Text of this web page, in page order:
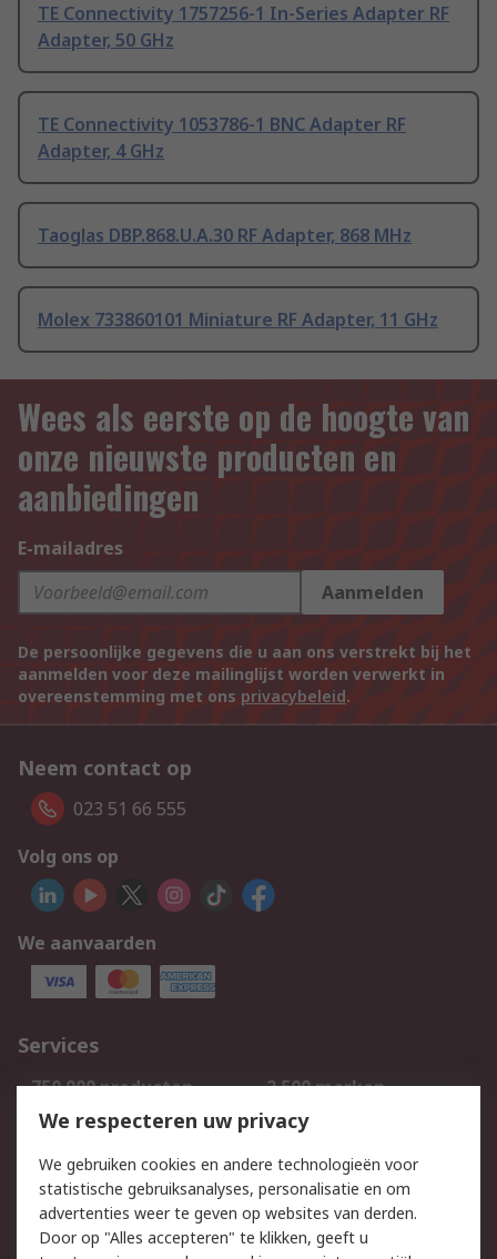
TE Connectivity 1757256-1 In-Series Adapter RF
Adapter, 50 GHz
TE Connectivity 1053786-1 BNC Adapter RF
Adapter, 4 GHz
Taoglas DBP.868.U.A.30 RF Adapter, 868 MHz
Molex 733860101 Miniature RF Adapter, 11 GHz
Wees als eerste op de hoogte van
onze nieuwste producten en
aanbiedingen
E-mailadres
Aanmelden
De persoonlijke gegevens die u aan ons verstrekt bij het
aanmelden voor deze mailinglijst worden verwerkt in
overeenstemming met ons privacybeleid.
Neem contact op
023 51 66 555
Volg ons op
We aanvaarden
Services
750.000 producten
2.500 merken
Bestellen
Inkoopoplossingen
Track & Trace
Wettelijk
We respecteren uw privacy
We gebruiken cookies en andere technologieën voor
statistische gebruiksanalyses, personalisatie en om
advertenties weer te geven op websites van derden.
Door op "Alles accepteren" te klikken, geeft u